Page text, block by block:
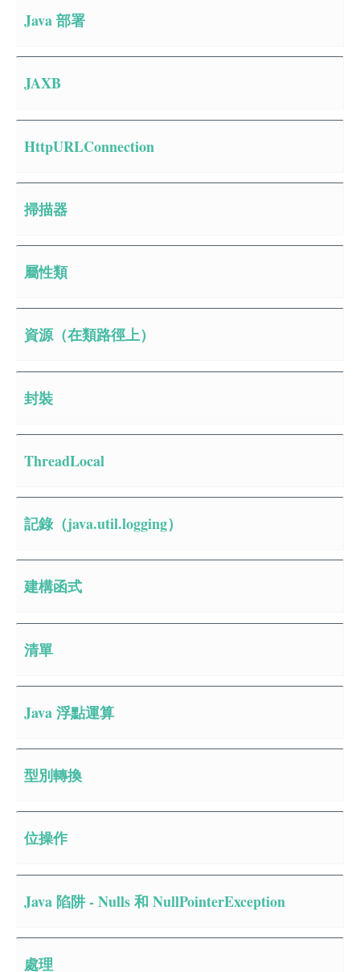
Java 部署
JAXB
HttpURLConnection
掃描器
屬性類
資源（在類路徑上）
封裝
ThreadLocal
記錄（java.util.logging）
建構函式
清單
Java 浮點運算
型別轉換
位操作
Java 陷阱 - Nulls 和 NullPointerException
處理